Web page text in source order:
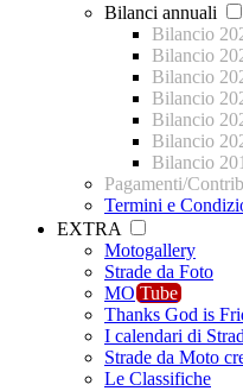
Bilanci annuali
Bilancio
Bilancio
Bilancio
Bilancio
Bilancio
Bilancio
Bilancio
Pagamenti/
Termini e
EXTRA
Motogallery
Strade da Foto
MO Tube
Thanks God is
I calendari di
Strade da Moto
Le Classifiche